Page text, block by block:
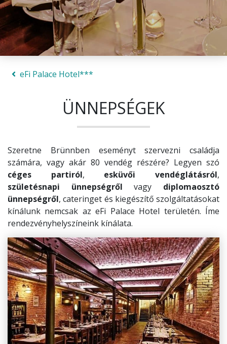
eFi Palace Hotel***
ÜNNEPSÉGEK
Szeretne Brünnben eseményt szervezni családja
számára, vagy akár 80 vendég részére? Legyen szó
céges partiról, esküvői vendéglátásról,
születésnapi ünnepségről vagy diplomaosztó
ünnepségről, cateringet és kiegészítő szolgáltatásokat
kínálunk nemcsak az eFi Palace Hotel területén. Íme
rendezvényhelyszíneink kínálata.